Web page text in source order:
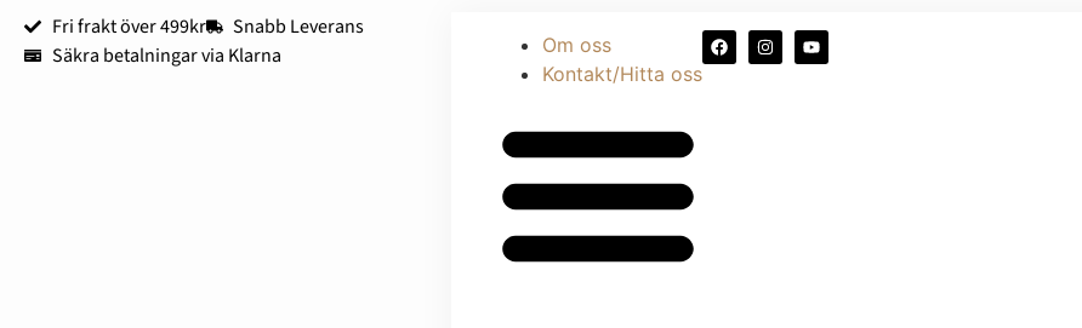
Fri frakt över 499kr
Snabb Leverans
Säkra betalningar via Klarna
Om oss
Kontakt/Hitta oss